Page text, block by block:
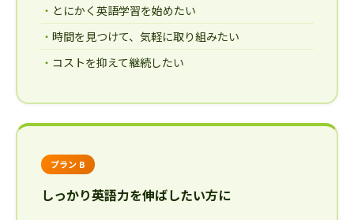
とにかく英語学習を始めたい
時間を見つけて、気軽に取り組みたい
コストを抑えて継続したい
プラン B
しっかり英語力を伸ばしたい方に